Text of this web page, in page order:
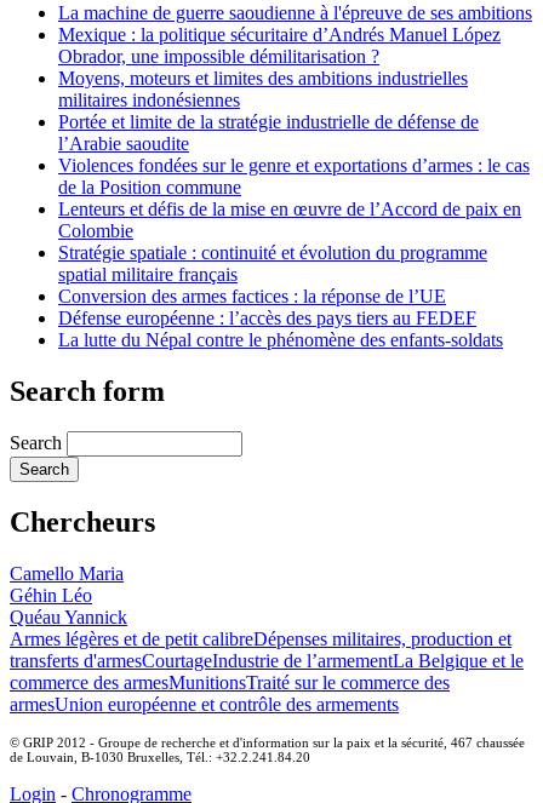
La machine de guerre saoudienne à l'épreuve de ses ambitions
Mexique : la politique sécuritaire d’Andrés Manuel López
Obrador, une impossible démilitarisation ?
Moyens, moteurs et limites des ambitions industrielles
militaires indonésiennes
Portée et limite de la stratégie industrielle de défense de
l’Arabie saoudite
Violences fondées sur le genre et exportations d’armes : le cas
de la Position commune
Lenteurs et défis de la mise en œuvre de l’Accord de paix en
Colombie
Stratégie spatiale : continuité et évolution du programme
spatial militaire français
Conversion des armes factices : la réponse de l’UE
Défense européenne : l’accès des pays tiers au FEDEF
La lutte du Népal contre le phénomène des enfants-soldats
Search form
Search
Chercheurs
Camello Maria
Géhin Léo
Quéau Yannick
Armes légères et de petit calibreDépenses militaires, production et
transferts d'armesCourtageIndustrie de l’armementLa Belgique et le
commerce des armesMunitionsTraité sur le commerce des
armesUnion européenne et contrôle des armements
© GRIP 2012 - Groupe de recherche et d'information sur la paix et la sécurité, 467 chaussée
de Louvain, B-1030 Bruxelles, Tél.: +32.2.241.84.20
Login - Chronogramme